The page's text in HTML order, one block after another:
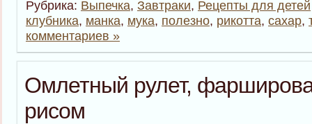
Рубрика: Выпечка, Завтраки, Рецепты для детей
клубника, манка, мука, полезно, рикотта, сахар,
комментариев »
Омлетный рулет,
рисом